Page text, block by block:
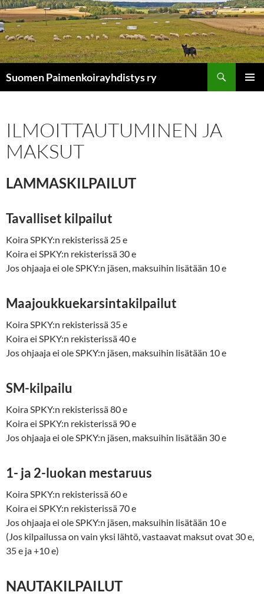
Siirry
sisältöön
Suomen Paimenkoirayhdistys ry
ILMOITTAUTUMINEN JA
MAKSUT
LAMMASKILPAILUT
Tavalliset kilpailut
Koira SPKY:n rekisterissä 25 e
Koira ei SPKY:n rekisterissä 30 e
Jos ohjaaja ei ole SPKY:n jäsen, maksuihin lisätään 10 e
Maajoukkuekarsintakilpailut
Koira SPKY:n rekisterissä 35 e
Koira ei SPKY:n rekisterissä 40 e
Jos ohjaaja ei ole SPKY:n jäsen, maksuihin lisätään 10 e
SM-kilpailu
Koira SPKY:n rekisterissä 80 e
Koira ei SPKY:n rekisterissä 90 e
Jos ohjaaja ei ole SPKY:n jäsen, maksuihin lisätään 30 e
1- ja 2-luokan mestaruus
Koira SPKY:n rekisterissä 60 e
Koira ei SPKY:n rekisterissä 70 e
Jos ohjaaja ei ole SPKY:n jäsen, maksuihin lisätään 10 e
(Jos kilpailussa on vain yksi lähtö, vastaavat maksut ovat 30 e,
35 e ja +10 e)
NAUTAKILPAILUT